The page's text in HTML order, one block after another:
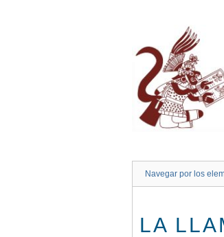
Navegar por los
LA